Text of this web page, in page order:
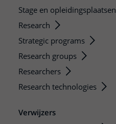
Stage en opleidingsplaatsen
Research
Strategic programs
Research groups
Researchers
Research technologies
Verwijzers